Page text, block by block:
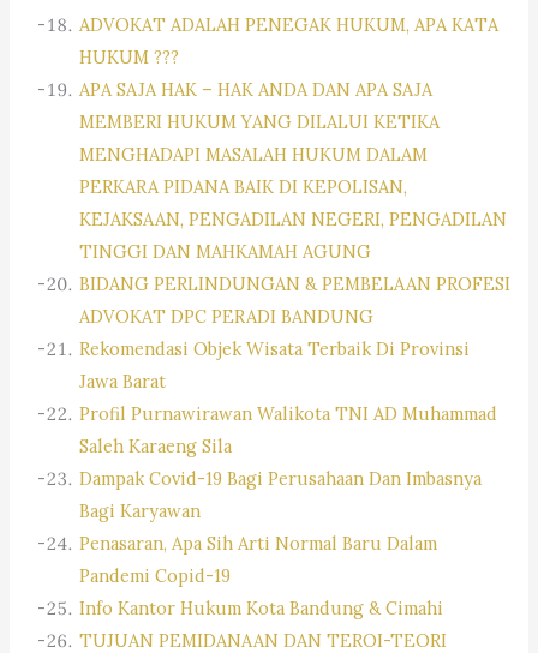
ADVOKAT ADALAH PENEGAK HUKUM, APA KATA
HUKUM ???
APA SAJA HAK – HAK ANDA DAN APA SAJA
MEMBERI HUKUM YANG DILALUI KETIKA
MENGHADAPI MASALAH HUKUM DALAM
PERKARA PIDANA BAIK DI KEPOLISAN,
KEJAKSAAN, PENGADILAN NEGERI, PENGADILAN
TINGGI DAN MAHKAMAH AGUNG
BIDANG PERLINDUNGAN & PEMBELAAN PROFESI
ADVOKAT DPC PERADI BANDUNG
Rekomendasi Objek Wisata Terbaik Di Provinsi
Jawa Barat
Profil Purnawirawan Walikota TNI AD Muhammad
Saleh Karaeng Sila
Dampak Covid-19 Bagi Perusahaan Dan Imbasnya
Bagi Karyawan
Penasaran, Apa Sih Arti Normal Baru Dalam
Pandemi Copid-19
Info Kantor Hukum Kota Bandung & Cimahi
TUJUAN PEMIDANAAN DAN TEROI-TEORI